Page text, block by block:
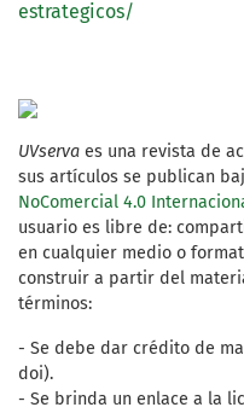
estrategicos/
UVserva es una revista de
sus artículos se publican
NoComercial 4.0
usuario es libre de:
en cualquier medio o
construir a partir del
términos:
- Se debe dar crédito de
doi).
- Se brinda un enlace a la